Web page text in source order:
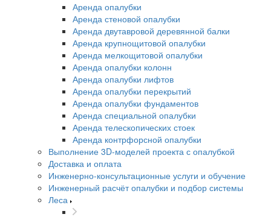
Аренда опалубки
Аренда стеновой опалубки
Аренда двутавровой деревянной балки
Аренда крупнощитовой опалубки
Аренда мелкощитовой опалубки
Аренда опалубки колонн
Аренда опалубки лифтов
Аренда опалубки перекрытий
Аренда опалубки фундаментов
Аренда специальной опалубки
Аренда телескопических стоек
Аренда контрфорсной опалубки
Выполнение 3D-моделей проекта с опалубкой
Доставка и оплата
Инженерно-консультационные услуги и обучение
Инженерный расчёт опалубки и подбор системы
Леса